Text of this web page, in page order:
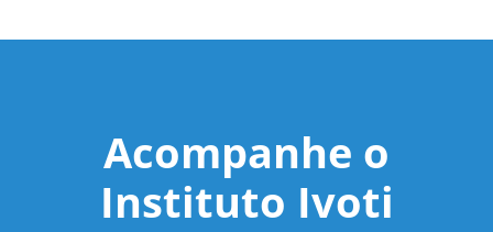
Acompanhe o
Instituto Ivoti